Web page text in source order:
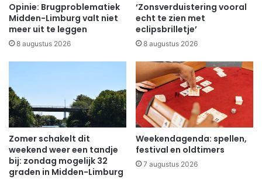
Opinie: Brugproblematiek
Midden-Limburg valt niet
meer uit te leggen
8 augustus 2026
‘Zonsverduistering vooral
echt te zien met
eclipsbrilletje’
8 augustus 2026
Zomer schakelt dit
weekend weer een tandje
bij: zondag mogelijk 32
graden in Midden-Limburg
Weekendagenda: spellen,
festival en oldtimers
7 augustus 2026